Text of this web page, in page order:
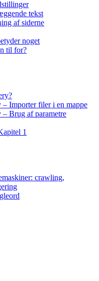
tekst
af siderne
noget
til for?
– Importer filer i en mappe
Brug af parametre
1
crawling,